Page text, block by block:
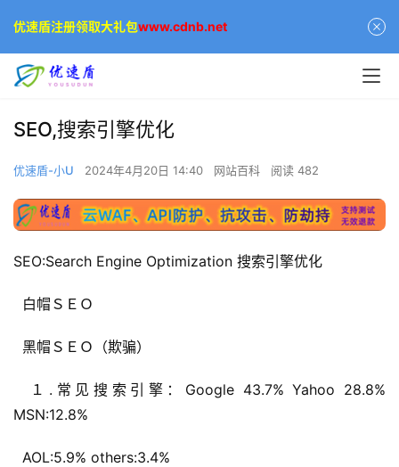
SEO,搜索引擎优化
优速盾-小U 2024年4月20日 14:40 网站百科 阅读 482
SEO:Search Engine Optimization 搜索引擎优化
白帽ＳＥＯ
黑帽ＳＥＯ（欺骗）
１.常见搜索引擎：Google 43.7% Yahoo 28.8%
MSN:12.8%
AOL:5.9% others:3.4%
优速盾注册领取大礼包www.cdnb.net